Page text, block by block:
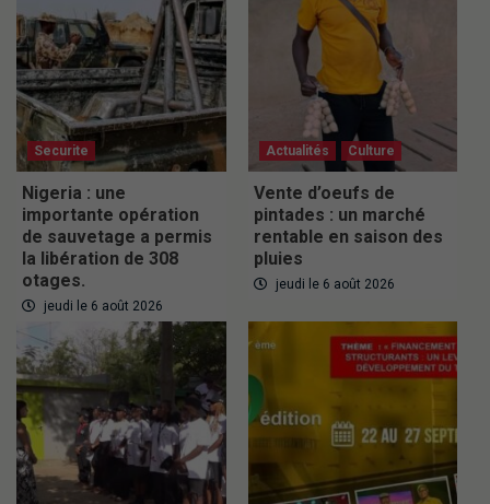
Securite
Nigeria : une
importante opération
de sauvetage a permis
la libération de 308
otages.
jeudi le 6 août 2026
Actualités Culture
Vente d’oeufs de
pintades : un marché
rentable en saison des
pluies
jeudi le 6 août 2026